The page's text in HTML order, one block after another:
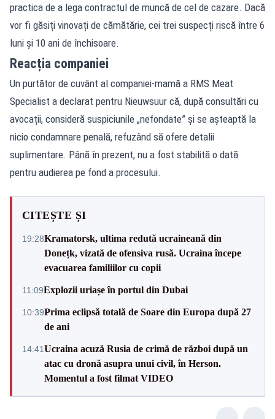
practica de a lega contractul de muncă de cel de cazare. Dacă
vor fi găsiți vinovați de cămătărie, cei trei suspecți riscă între 6
luni și 10 ani de închisoare.
Reacția companiei
Un purtător de cuvânt al companiei-mamă a RMS Meat
Specialist a declarat pentru Nieuwsuur că, după consultări cu
avocații, consideră suspiciunile „nefondate” și se așteaptă la
nicio condamnare penală, refuzând să ofere detalii
suplimentare. Până în prezent, nu a fost stabilită o dată
pentru audierea pe fond a procesului.
CITEȘTE ȘI
19:28Kramatorsk, ultima redută ucraineană din
Donețk, vizată de ofensiva rusă. Ucraina începe
evacuarea familiilor cu copii
11:09Explozii uriașe în portul din Dubai
10:39Prima eclipsă totală de Soare din Europa după 27
de ani
14:41Ucraina acuză Rusia de crimă de război după un
atac cu dronă asupra unui civil, în Herson.
Momentul a fost filmat VIDEO